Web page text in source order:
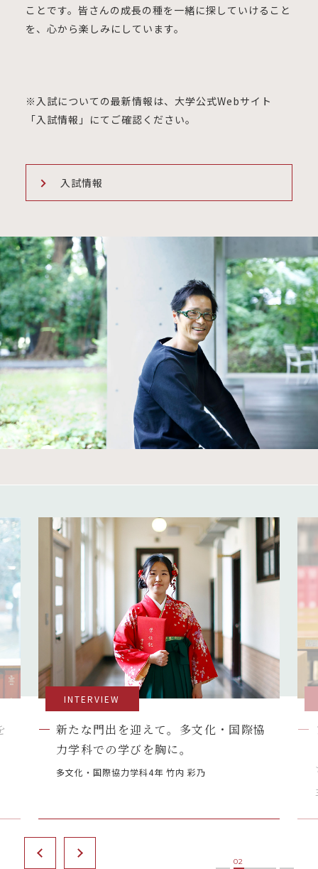
ことです。皆さんの成長の種を一緒に探していけること
を、心から楽しみにしています。
※入試についての最新情報は、大学公式Webサイト
「入試情報」にてご確認ください。
入試情報
INTERVIEW
新たな門出を迎えて。多文化・国際協
力学科での学びを胸に。
多文化・国際協力学科4年 竹内 彩乃